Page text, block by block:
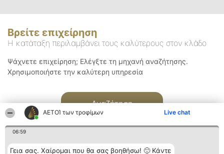
ΑΕΤΟΊ των τροφίμων Live chat
06:59
Γεια σας. Χαίρομαι που θα σας βοηθήσω! 🙂 Κάντε
Βρείτε επιχείρηση
Η κατάταξη περιλαμβάνει τους καλύτερους στον κλάδο
Ψάχνετε επιχείρηση; Ελέγξτε τη μηχανή αναζήτησης.
Χρησιμοποιήστε την καλύτερη υπηρεσία
Αναζήτηση